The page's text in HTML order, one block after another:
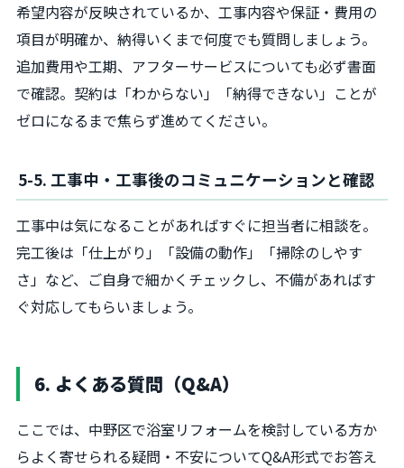
希望内容が反映されているか、工事内容や保証・費用の
項目が明確か、納得いくまで何度でも質問しましょう。
追加費用や工期、アフターサービスについても必ず書面
で確認。契約は「わからない」「納得できない」ことが
ゼロになるまで焦らず進めてください。
5-5. 工事中・工事後のコミュニケーションと確認
工事中は気になることがあればすぐに担当者に相談を。
完工後は「仕上がり」「設備の動作」「掃除のしやす
さ」など、ご自身で細かくチェックし、不備があればす
ぐ対応してもらいましょう。
6. よくある質問（Q&A）
ここでは、中野区で浴室リフォームを検討している方か
らよく寄せられる疑問・不安についてQ&A形式でお答え